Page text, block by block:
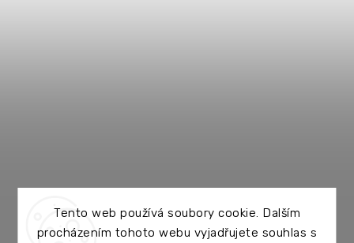
Tento web používá soubory cookie. Dalším
procházením tohoto webu vyjadřujete souhlas s